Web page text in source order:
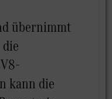
übernimmt
kann die